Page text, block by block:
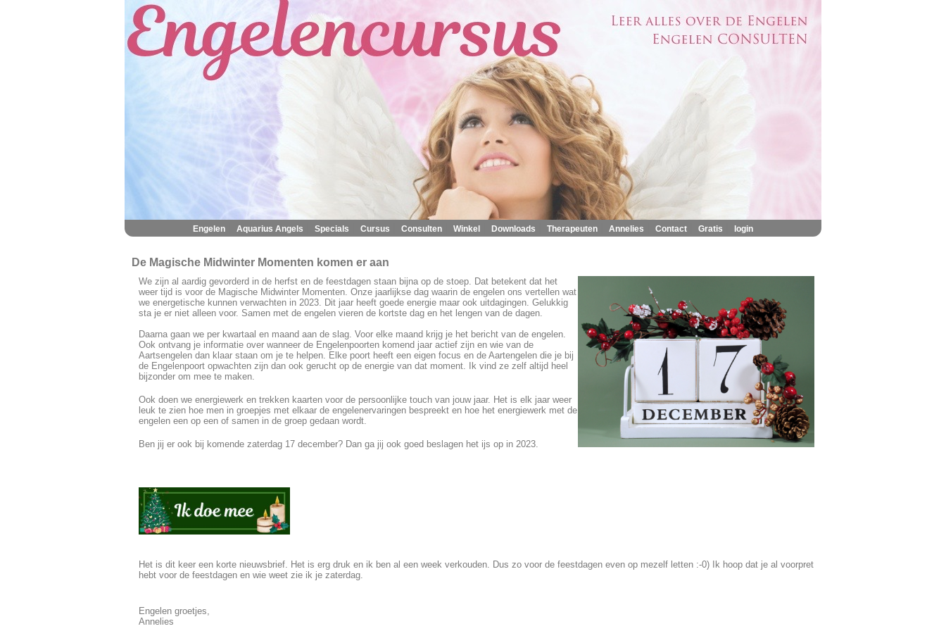
Engelen Aquarius Angels Specials Cursus Consulten Winkel Downloads Therapeuten Annelies Contact Gratis login
De Magische Midwinter Momenten komen er aan
We zijn al aardig gevorderd in de herfst en de feestdagen staan bijna op de stoep. Dat betekent dat het
weer tijd is voor de Magische Midwinter Momenten. Onze jaarlijkse dag waarin de engelen ons vertellen wat
we energetische kunnen verwachten in 2023. Dit jaar heeft goede energie maar ook uitdagingen. Gelukkig
sta je er niet alleen voor. Samen met de engelen vieren de kortste dag en het lengen van de dagen.
Daarna gaan we per kwartaal en maand aan de slag. Voor elke maand krijg je het bericht van de engelen.
Ook ontvang je informatie over wanneer de Engelenpoorten komend jaar actief zijn en wie van de
Aartsengelen dan klaar staan om je te helpen. Elke poort heeft een eigen focus en de Aartengelen die je bij
de Engelenpoort opwachten zijn dan ook gerucht op de energie van dat moment. Ik vind ze zelf altijd heel
bijzonder om mee te maken.
Ook doen we energiewerk en trekken kaarten voor de persoonlijke touch van jouw jaar. Het is elk jaar weer
leuk te zien hoe men in groepjes met elkaar de engelenervaringen bespreekt en hoe het energiewerk met de
engelen een op een of samen in de groep gedaan wordt.
Ben jij er ook bij komende zaterdag 17 december? Dan ga jij ook goed beslagen het ijs op in 2023.
Het is dit keer een korte nieuwsbrief. Het is erg druk en ik ben al een week verkouden. Dus zo voor de feestdagen even op mezelf letten :-0) Ik hoop dat je al voorpret
hebt voor de feestdagen en wie weet zie ik je zaterdag.
Engelen groetjes,
Annelies